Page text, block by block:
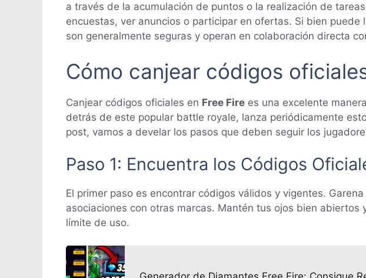
a través de la acumulación de puntos o la realización de
encuestas, ver anuncios o participar en ofertas. Si bien
son generalmente seguras y operan en colaboración directa
Cómo canjear códigos
Canjear códigos oficiales en Free Fire es una excelente
detrás de este popular battle royale, lanza periódicamente
post, vamos a develar los pasos que deben seguir los
Paso 1: Encuentra los Códigos
El primer paso es encontrar códigos válidos y vigentes.
asociaciones con otras marcas. Mantén tus ojos bien
límite de uso.